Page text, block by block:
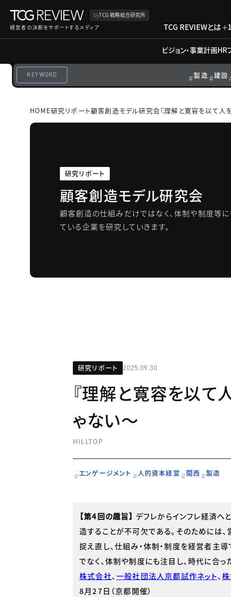
byTCG 戦略総合研究所
経営者の決断をサポートするメディア
TCG REVIEWとは
ビジョン・事業計画HR
KEYWORD 製造 建設
HOME研究リポート顧客創造モデル研究会『理解と寛容を以て人
研究リポート
顧客創造モデル研究会
顧客創造の仕組みだけではなく、体制や制度等
ている企業を研究していきます。
研究リポート 2025.09.30
『理解と寛容を以て
ゃない～
HILLTOP
エンゲージメント 人的資本経営 関西 製造
【第4回の趣旨】 デフレからインフレ経済へ
造することが不可欠である。そのためには
捉え直し、仕組み・体制・制度を経営者主
でなく、体制や制度にも注目し、時代に合
株式会社、一般社団法人京都試作ネット、
8月27日（京都開催）